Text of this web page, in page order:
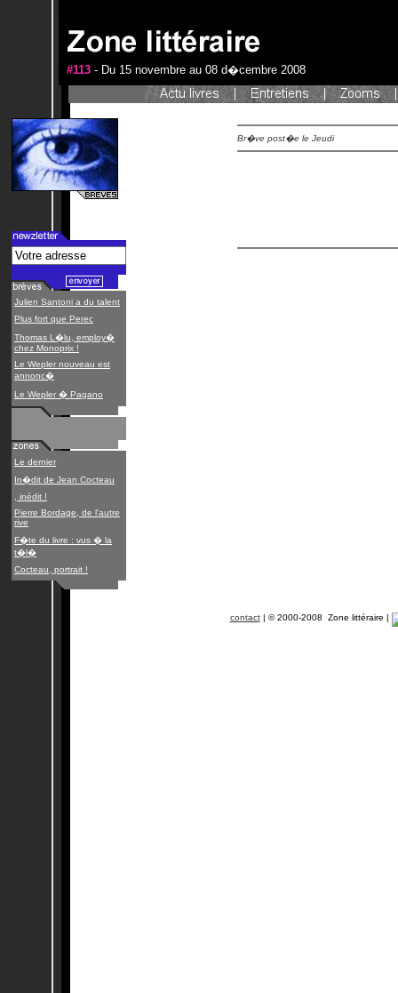
#113 - Du 15 novembre au 08 d�cembre 2008
Julien Santoni a du talent
Plus fort que Perec
Thomas L�lu, employ�
chez Monoprix !
Le Wepler nouveau est
annonc�
Le Wepler � Pagano
Le dernier
In�dit de Jean Cocteau
, inédit !
Pierre Bordage, de l'autre
rive
F�te du livre : vus � la
t�l�
Cocteau, portrait !
Br�ve post�e le Jeudi
contact| © 2000-2008 Zone littéraire |